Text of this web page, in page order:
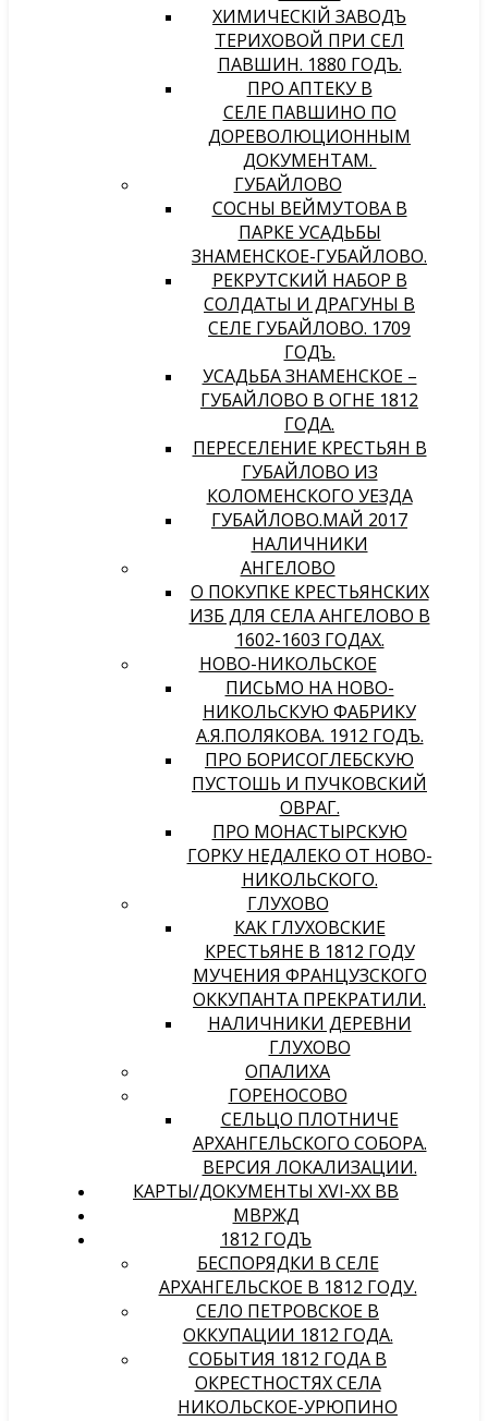
ХИМИЧЕСКIЙ ЗАВОДЪ
ТЕРИХОВОЙ ПРИ СЕЛѢ
ПАВШИНѢ. 1880 ГОДЪ.
ПРО АПТЕКУ В
СЕЛЕ ПАВШИНО ПО
ДОРЕВОЛЮЦИОННЫМ
ДОКУМЕНТАМ.
ГУБАЙЛОВО
СОСНЫ ВЕЙМУТОВА В
ПАРКЕ УСАДЬБЫ
ЗНАМЕНСКОЕ-ГУБАЙЛОВО.
РЕКРУТСКИЙ НАБОР В
СОЛДАТЫ И ДРАГУНЫ В
СЕЛЕ ГУБАЙЛОВО. 1709
ГОДЪ.
УСАДЬБА ЗНАМЕНСКОЕ –
ГУБАЙЛОВО В ОГНЕ 1812
ГОДА.
ПЕРЕСЕЛЕНИЕ КРЕСТЬЯН В
ГУБАЙЛОВО ИЗ
КОЛОМЕНСКОГО УЕЗДА
ГУБАЙЛОВО.МАЙ 2017
НАЛИЧНИКИ
АНГЕЛОВО
О ПОКУПКЕ КРЕСТЬЯНСКИХ
ИЗБ ДЛЯ СЕЛА АНГЕЛОВО В
1602-1603 ГОДАХ.
НОВО-НИКОЛЬСКОЕ
ПИСЬМО НА НОВО-
НИКОЛЬСКУЮ ФАБРИКУ
А.Я.ПОЛЯКОВА. 1912 ГОДЪ.
ПРО БОРИСОГЛЕБСКУЮ
ПУСТОШЬ И ПУЧКОВСКИЙ
ОВРАГ.
ПРО МОНАСТЫРСКУЮ
ГОРКУ НЕДАЛЕКО ОТ НОВО-
НИКОЛЬСКОГО.
ГЛУХОВО
КАК ГЛУХОВСКИЕ
КРЕСТЬЯНЕ В 1812 ГОДУ
МУЧЕНИЯ ФРАНЦУЗСКОГО
ОККУПАНТА ПРЕКРАТИЛИ.
НАЛИЧНИКИ ДЕРЕВНИ
ГЛУХОВО
ОПАЛИХА
ГОРЕНОСОВО
СЕЛЬЦО ПЛОТНИЧЕ
АРХАНГЕЛЬСКОГО СОБОРА.
ВЕРСИЯ ЛОКАЛИЗАЦИИ.
КАРТЫ/ДОКУМЕНТЫ XVI-XX ВВ
МВРЖД
1812 ГОДЪ
БЕСПОРЯДКИ В СЕЛЕ
АРХАНГЕЛЬСКОЕ В 1812 ГОДУ.
СЕЛО ПЕТРОВСКОЕ В
ОККУПАЦИИ 1812 ГОДА.
СОБЫТИЯ 1812 ГОДА В
ОКРЕСТНОСТЯХ СЕЛА
НИКОЛЬСКОЕ-УРЮПИНО